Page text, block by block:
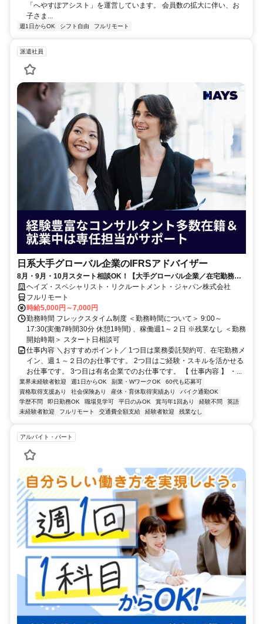
「へやすぽアシスト」を運営しています。 会員数の拡大に伴い、お
子さま...
週1日からOK シフト自由 フルリモート
派遣社員
日系大手グローバル企業のIFRSアドバイザー
8月・9月・10月スタート相談OK！【大手グローバル企業／在宅勤務メ
イン／週1～2日勤務】IFRSアドバイザー
ヘイズ・スペシャリスト・リクルートメント・ジャパン株式会社
フルリモート
時給5,000円～7,000円
勤務時間 フレックスタイム制度 ＜勤務時間について＞ 9:00～
17:30(実働7時間30分 休憩1時間) 、稼働週1～２日 ※残業なし ＜勤務
開始時期＞ スタート日相談可
仕事内容 ＼おすすめポイント／ 1つ目は業務委託契約可、在宅勤務メ
イン、週１～２日のお仕事です。 2つ目はご経験・スキルを活かせる
お仕事です。 3つ目は有名企業でのお仕事です。 【 仕事内容 】 ・...
業界未経験者歓迎 週1日からOK 副業・WワークOK
60代も応募可
資格取得支援あり
社会保険あり 産休・育休取得実績あり
バイク通勤OK
学歴不問
即日勤務OK 職場見学可 平日のみOK 賞与年1回あり 経験不問
英語
未経験者歓迎
フルリモート 交通費全額支給 経験者歓迎 残業なし
アルバイト・パート